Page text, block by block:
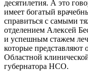
десятилетия. А это
имеет богатый
справиться с самыми
отделением Алексей
и успешным стажем
которые представляют
Областной
губернатора НСО.